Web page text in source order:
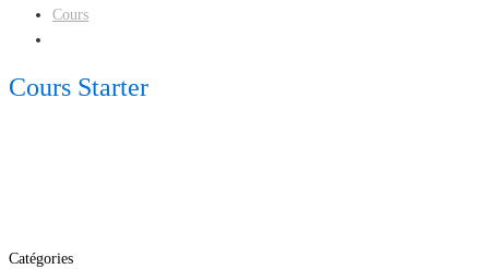
Cours
Cours Starter
Catégories